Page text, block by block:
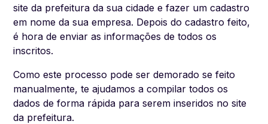
site da prefeitura da sua cidade e fazer um cadastro
em nome da sua empresa. Depois do cadastro feito,
é hora de enviar as informações de todos os
inscritos.
Como este processo pode ser demorado se feito
manualmente, te ajudamos a compilar todos os
dados de forma rápida para serem inseridos no site
da prefeitura.